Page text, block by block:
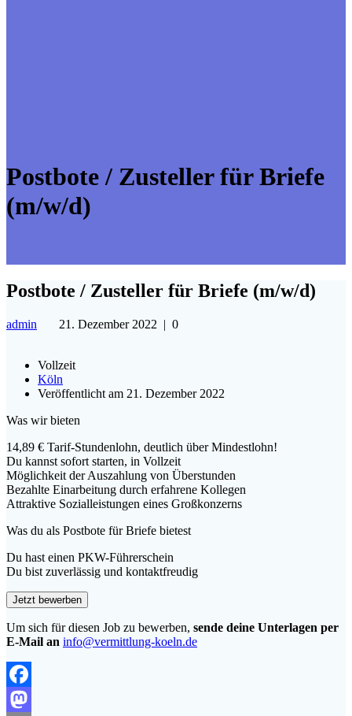
Postbote / Zusteller für Briefe
(m/w/d)
Postbote / Zusteller für Briefe (m/w/d)
admin 21. Dezember 2022 | 0
Vollzeit
Köln
Veröffentlicht am 21. Dezember 2022
Was wir bieten
14,89 € Tarif-Stundenlohn, deutlich über Mindestlohn!
Du kannst sofort starten, in Vollzeit
Möglichkeit der Auszahlung von Überstunden
Bezahlte Einarbeitung durch erfahrene Kollegen
Attraktive Sozialleistungen eines Großkonzerns
Was du als Postbote für Briefe bietest
Du hast einen PKW-Führerschein
Du bist zuverlässig und kontaktfreudig
Um sich für diesen Job zu bewerben, sende deine Unterlagen per
E-Mail an info@vermittlung-koeln.de
Facebook